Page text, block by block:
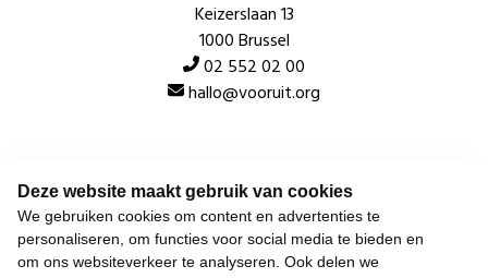
Deze website maakt gebruik van cookies
We gebruiken cookies om content en advertenties te
personaliseren, om functies voor social media te bieden en
om ons websiteverkeer te analyseren. Ook delen we
Keizerslaan 13
1000 Brussel
02 552 02 00
hallo@vooruit.org
Over de beweging
Algemeen